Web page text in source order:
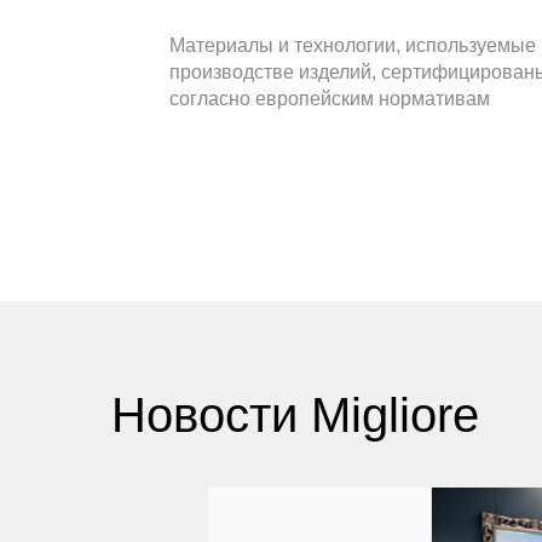
Материалы и технологии, используемые
производстве изделий,
согласно европейским нормативам
Новости Migliore